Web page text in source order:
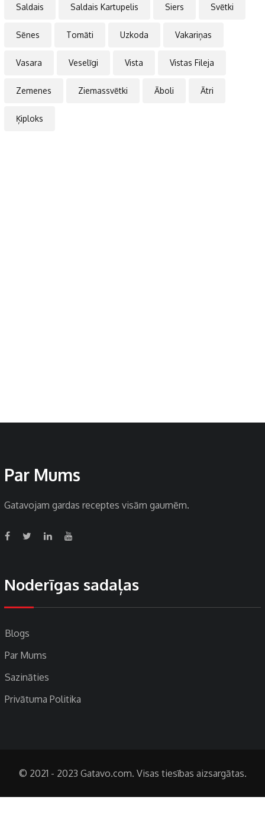
Saldais Saldais Kartupelis Siers Svētki
Sēnes Tomāti Uzkoda Vakariņas
Vasara Veselīgi Vista Vistas Fileja
Zemenes Ziemassvētki Āboli Ātri
Ķiploks
Par Mums
Gatavojam gardas receptes visām gaumēm.
Noderīgas sadaļas
Blogs
Par Mums
Sazināties
Privātuma Politika
© 2021 - 2023 Gatavo.com. Visas tiesības aizsargātas.